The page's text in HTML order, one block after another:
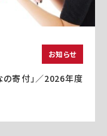
お知らせ
の寄付」／2026年度